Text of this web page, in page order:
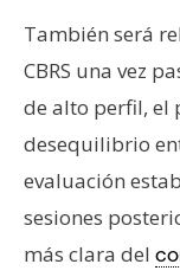
También será
CBRS una vez
de alto perfil, el
desequilibrio
evaluación
sesiones
más clara del